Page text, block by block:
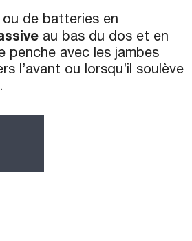
de batteries en
au bas du dos et en
penche avec les jambes
l’avant ou lorsqu’il soulève